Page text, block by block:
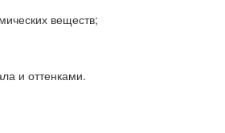
веществ;
и оттенками.